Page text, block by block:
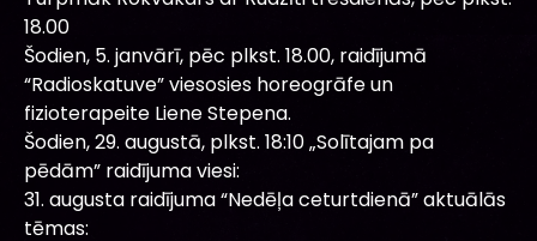
18.00
Šodien, 5. janvārī, pēc plkst. 18.00, raidījumā
“Radioskatuve” viesosies horeogrāfe un
fizioterapeite Liene Stepena.
Šodien, 29. augustā, plkst. 18:10 „Solītajam pa
pēdām” raidījuma viesi:
31. augusta raidījuma “Nedēļa ceturtdienā” aktuālās
tēmas: